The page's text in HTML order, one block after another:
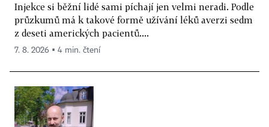
Injekce si běžní lidé sami píchají jen velmi neradi. Podle
průzkumů má k takové formě užívání léků averzi sedm
z deseti amerických pacientů....
7. 8. 2026 ▪ 4 min. čtení